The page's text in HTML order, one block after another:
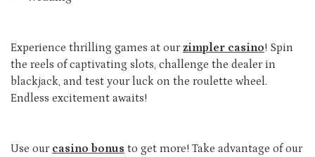
Experience thrilling games at ourzimpler casino! Spin
the reels of captivating slots, challenge the dealer in
blackjack, and test your luck on the roulette wheel.
Endless excitement awaits!
Use our casino bonus to get more! Take advantage of our